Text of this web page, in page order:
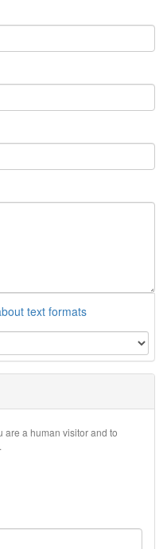
text formats
are a human visitor and to